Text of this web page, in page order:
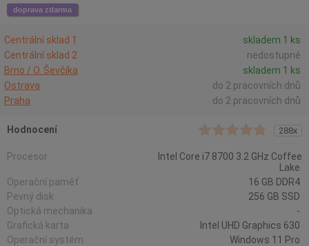
doprava zdarma
Centrální sklad 1
skladem 1 ks
Centrální sklad 2
nedostupné
Brno / O. Ševčíka
skladem 1 ks
Ostrava
do 2 pracovních dnů
Praha
do 2 pracovních dnů
Hodnocení 288x
Procesor
Intel Core i7 8700 3.2 GHz Coffee
Lake
Operační paměť
16 GB DDR4
Pevný disk
256 GB SSD
Optická mechanika
-
Grafická karta
Intel UHD Graphics 630
Operační systém
Windows 11 Pro